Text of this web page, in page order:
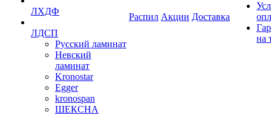
ЛХДФ
ЛДСП
Русский ламинат
Невский
ламинат
Kronostar
Egger
kronospan
ШЕКСНА
Распил Акции Доставка
на